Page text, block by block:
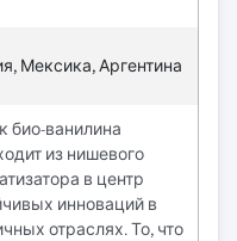
Мексика, Аргентина
био-ванилина
из нишевого
в центр
инноваций в
отраслях. То, что